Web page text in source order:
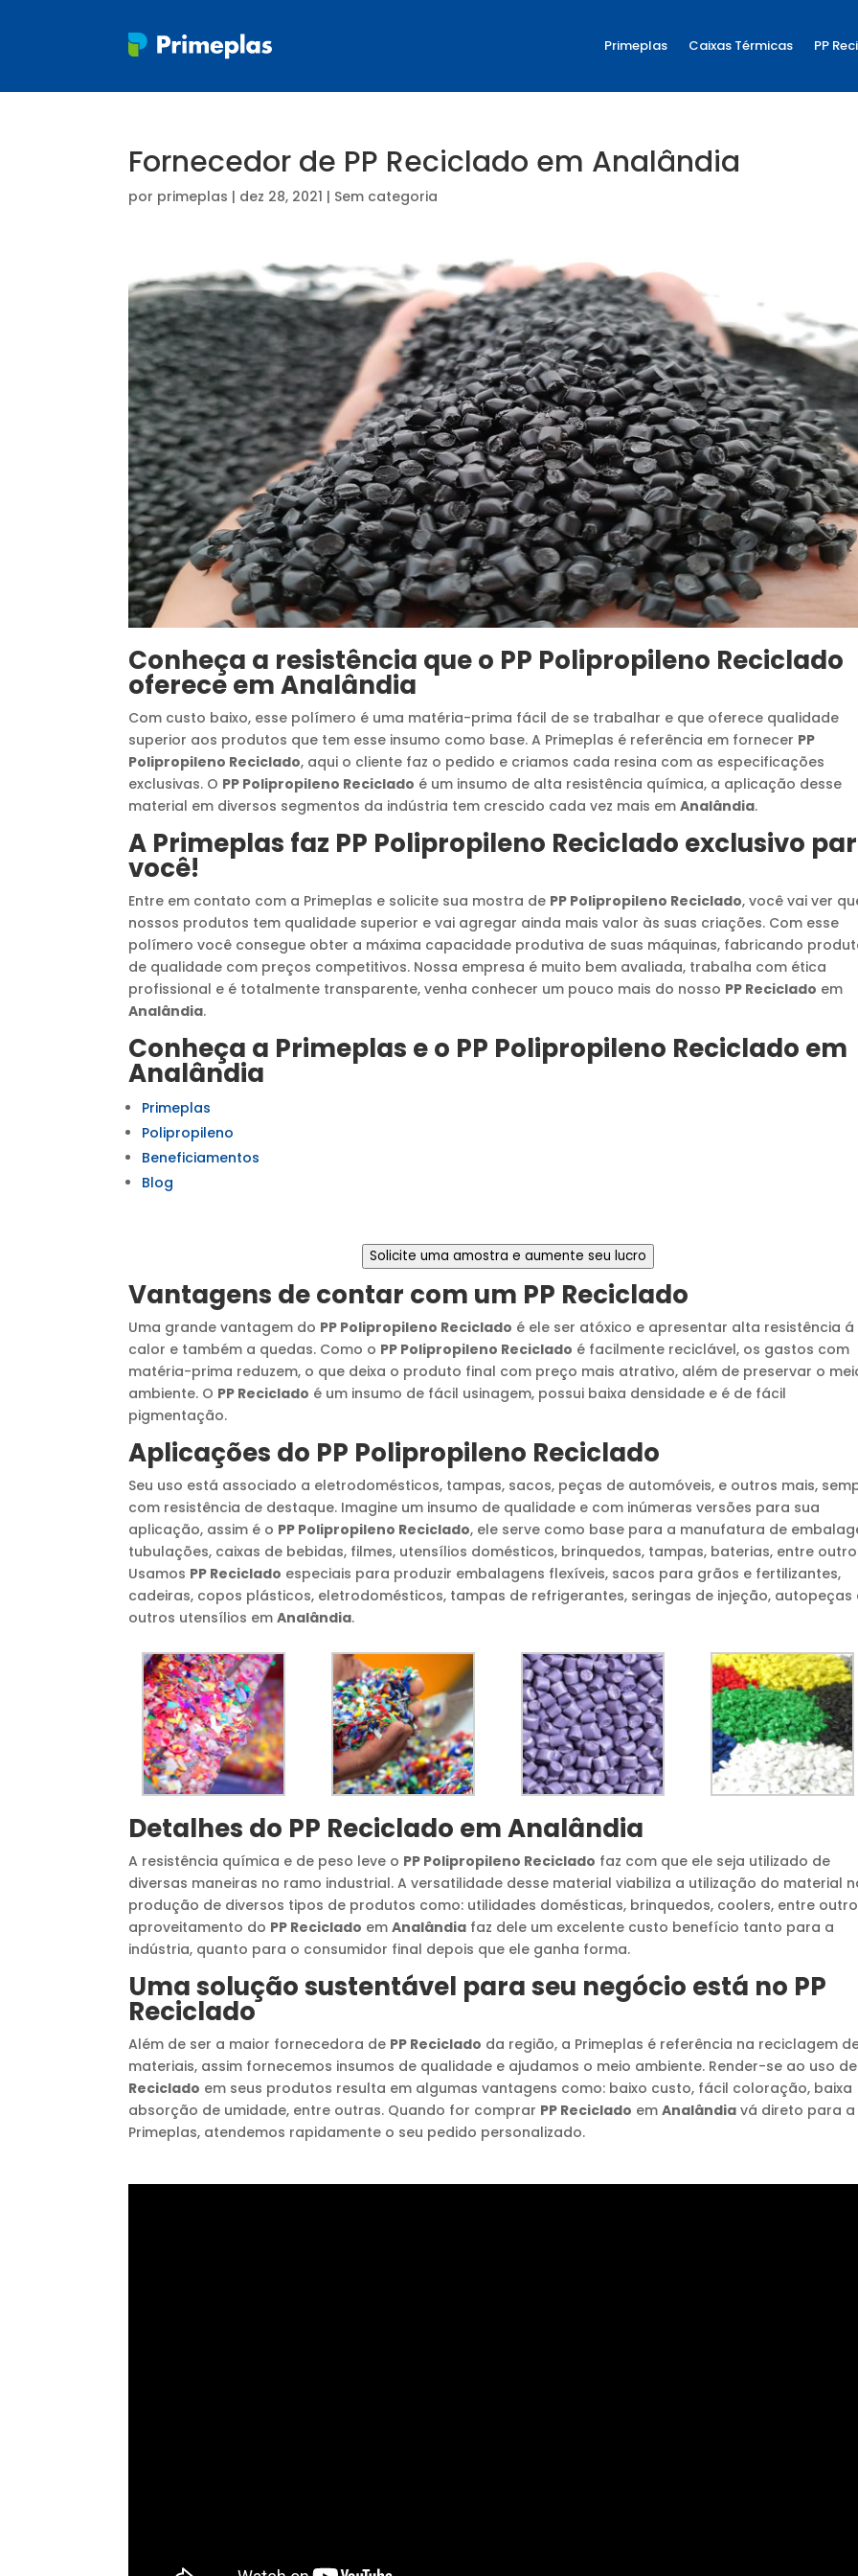
Primeplas Caixas Térmicas PP
Fornecedor de PP Reciclado em Analândia
por primeplas | dez 28, 2021 | Sem categoria
Conheça a resistência que o PP Polipropileno Reciclado
oferece emAnalândia
Com custo baixo, esse polímero é uma matéria-prima fácil de se trabalhar e que oferece qualidade
superior aos produtos que tem esse insumo como base. A Primeplas é referência em fornecer PP
Polipropileno Reciclado, aqui o cliente faz o pedido e criamos cada resina com as especificações
exclusivas. O PP Polipropileno Reciclado é um insumo de alta resistência química, a aplicação desse
material em diversos segmentos da indústria tem crescido cada vez mais emAnalândia.
A Primeplas faz PP Polipropileno Reciclado exclusivo
você!
Entre em contato com a Primeplas e solicite sua mostra de PP Polipropileno Reciclado, você vai ver
nossos produtos tem qualidade superior e vai agregar ainda mais valor às suas criações. Com esse
polímero você consegue obter a máxima capacidade produtiva de suas máquinas, fabricando
de qualidade com preços competitivos. Nossa empresa é muito bem avaliada, trabalha com ética
profissional e é totalmente transparente, venha conhecer um pouco mais do nosso PP Reciclado em
Analândia.
Conheça a Primeplas e o PP Polipropileno Reciclado em
Analândia
Primeplas
Polipropileno
Beneficiamentos
Blog
Solicite uma amostra e aumente seu lucro
Vantagens de contar com um PP Reciclado
Uma grande vantagem do PP Polipropileno Reciclado é ele ser atóxico e apresentar alta resistência á
calor e também a quedas. Como o PP Polipropileno Reciclado é facilmente reciclável, os gastos com
matéria-prima reduzem, o que deixa o produto final com preço mais atrativo, além de preservar o
ambiente. O PP Reciclado é um insumo de fácil usinagem, possui baixa densidade e é de fácil
pigmentação.
Aplicações do PP Polipropileno Reciclado
Seu uso está associado a eletrodomésticos, tampas, sacos, peças de automóveis, e outros mais,
com resistência de destaque. Imagine um insumo de qualidade e com inúmeras versões para sua
aplicação, assim é o PP Polipropileno Reciclado, ele serve como base para a manufatura de
tubulações, caixas de bebidas, filmes, utensílios domésticos, brinquedos, tampas, baterias, entre
Usamos PP Reciclado especiais para produzir embalagens flexíveis, sacos para grãos e fertilizantes,
cadeiras, copos plásticos, eletrodomésticos, tampas de refrigerantes, seringas de injeção, autopeças
outros utensílios emAnalândia.
Detalhes do PP Reciclado emAnalândia
A resistência química e de peso leve o PP Polipropileno Reciclado faz com que ele seja utilizado de
diversas maneiras no ramo industrial. A versatilidade desse material viabiliza a utilização do material
produção de diversos tipos de produtos como: utilidades domésticas, brinquedos, coolers, entre
aproveitamento do PP Reciclado emAnalândia faz dele um excelente custo benefício tanto para a
indústria, quanto para o consumidor final depois que ele ganha forma.
Uma solução sustentável para seu negócio está no PP
Reciclado
Além de ser a maior fornecedora de PP Reciclado da região, a Primeplas é referência na reciclagem
materiais, assim fornecemos insumos de qualidade e ajudamos o meio ambiente. Render-se ao uso de
Reciclado em seus produtos resulta em algumas vantagens como: baixo custo, fácil coloração, baixa
absorção de umidade, entre outras. Quando for comprar PP Reciclado emAnalândia vá direto para a
Primeplas, atendemos rapidamente o seu pedido personalizado.